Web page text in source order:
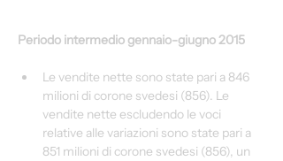
Periodo intermedio gennaio-giugno 2015
Le vendite nette sono state pari a 846
milioni di corone svedesi (856). Le
vendite nette escludendo le voci
relative alle variazioni sono state pari a
851 milioni di corone svedesi (856), un